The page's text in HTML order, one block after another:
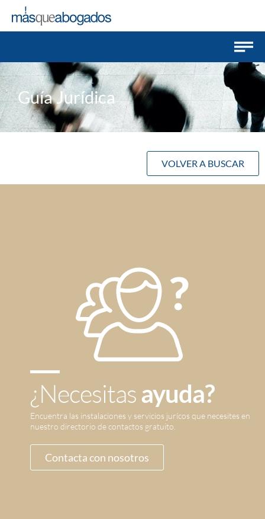
Guía Jurídica
VOLVER A BUSCAR
¿Necesitasayuda?
Encuentra las instalaciones y servicios jurícos que necesites en
nuestro directorio de contactos gratuito.
Contacta con nosotros